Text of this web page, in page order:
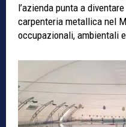
l’azienda punta a
carpenteria metallica nel
occupazionali, ambientali